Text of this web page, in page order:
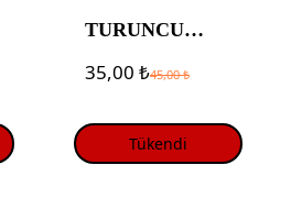
TURUNCU
YELEĞİ
35,00 ₺45,00₺
Tükendi